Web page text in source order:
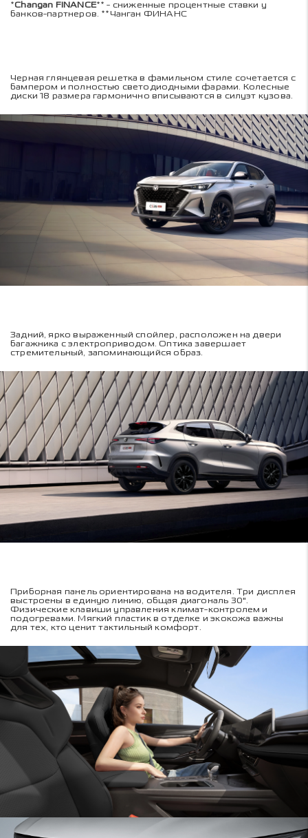
*Changan FINANCE** - сниженные процентные ставки у
банков-партнеров. **Чанган ФИНАНС
Черная глянцевая решетка в фамильном стиле сочетается с
бампером и полностью светодиодными фарами. Колесные
диски 18 размера гармонично вписываются в силуэт кузова.
Задний, ярко выраженный спойлер, расположен на двери
багажника с электроприводом. Оптика завершает
стремительный, запоминающийся образ.
Приборная панель ориентирована на водителя. Три дисплея
выстроены в единую линию, общая диагональ 30".
Физические клавиши управления климат-контролем и
подогревами. Мягкий пластик в отделке и экокожа важны
для тех, кто ценит тактильный комфорт.